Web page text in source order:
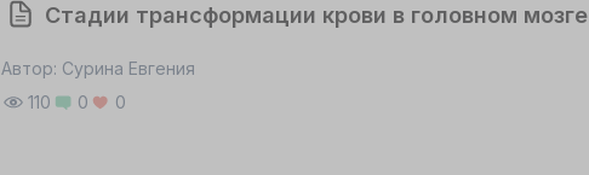
Стадии трансформации крови в головном мозге
Автор: Сурина Евгения
110
0 0